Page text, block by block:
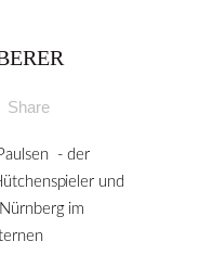
Share
- der
und
im